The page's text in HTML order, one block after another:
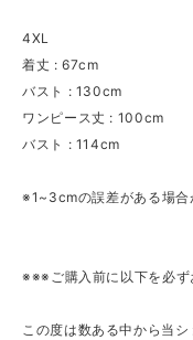
4XL
着丈 : 67cm
バスト : 130cm
ワンピース丈 : 100cm
バスト : 114cm
※1~3cmの誤差がある場合
※※※ご購入前に以下を必
この度は数ある中から当